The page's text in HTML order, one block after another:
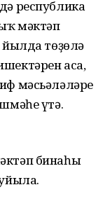
республика
мәктәп
төҙөлә
аса,
мәсьәләләре
үтә.
бинаһы